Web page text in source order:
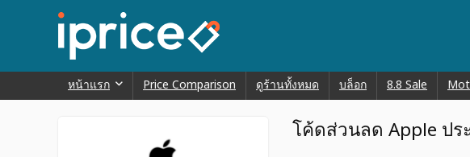
หน้าแรก Price Comparison ดูร้านทั้งหมด บล็อก 8.8 Sale
โค้ดส่วนลด Apple ปร